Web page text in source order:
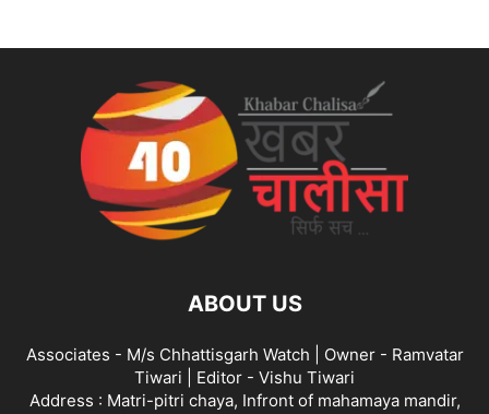
ABOUT US
Associates - M/s Chhattisgarh Watch | Owner - Ramvatar
Tiwari | Editor - Vishu Tiwari
Address : Matri-pitri chaya, Infront of mahamaya mandir,